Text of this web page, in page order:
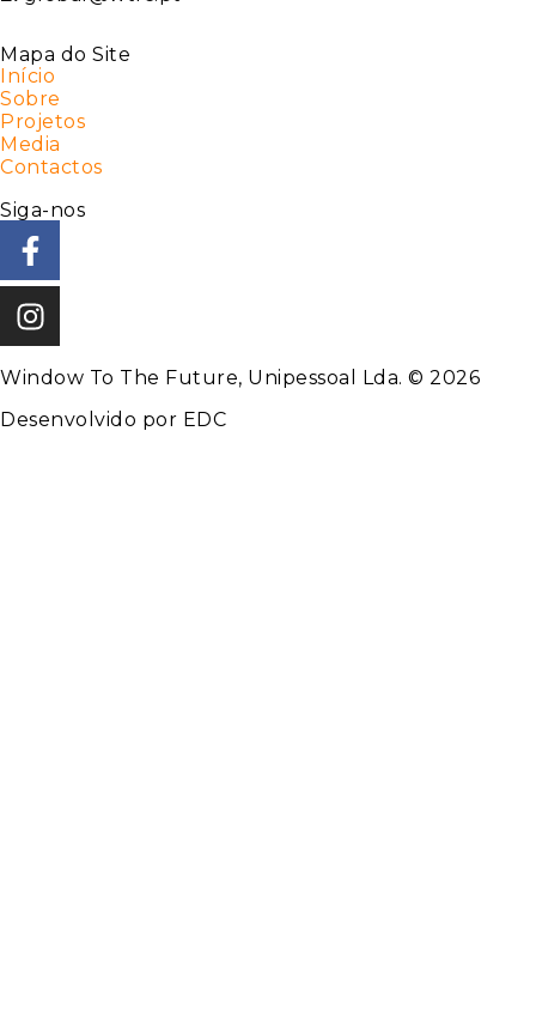
Mapa do Site
Início
Sobre
Projetos
Media
Contactos
Siga-nos
Window To The Future, Unipessoal Lda. © 2026
Desenvolvido por EDC